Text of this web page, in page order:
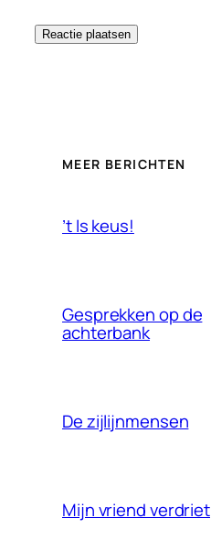
MEER BERICHTEN
’t Is keus!
Gesprekken op de
achterbank
De zijlijnmensen
Mijn vriend verdriet